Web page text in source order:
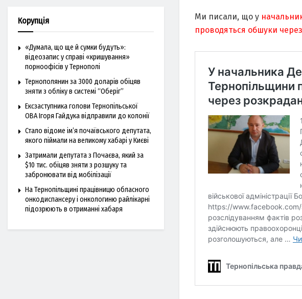
Ми писали, що у
проводяться обшуки
Корупція
«Думала, що ще й сумки будуть»:
відеозапис у справі «кришування»
порноофісів у Тернополі
Тернополянин за 3000 доларів обіцяв
зняти з обліку в системі “Оберіг”
Ексзаступника голови Тернопільської
ОВА Ігоря Гайдука відправили до колонії
Стало відоме ім’я почаївського депутата,
якого піймали на великому хабарі у Києві
Затримали депутата з Почаєва, який за
$10 тис. обіцяв зняти з розшуку та
забронювати від мобілізації
На Тернопільщині працівницю обласного
онкодиспансеру і онкологиню райлікарні
підозрюють в отриманні хабаря